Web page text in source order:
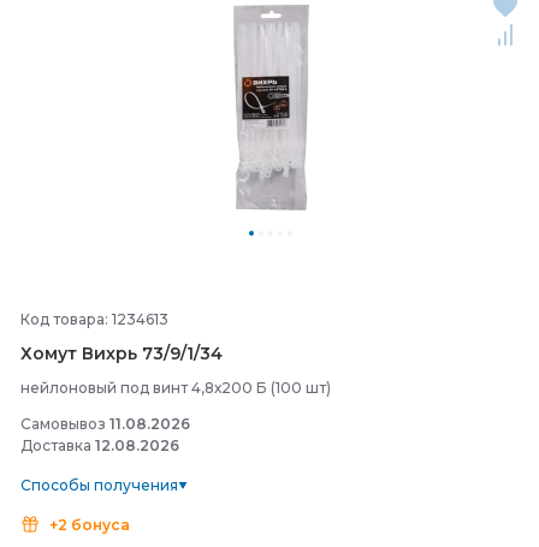
Код товара: 1234613
Хомут Вихрь 73/9/1/34
нейлоновый под винт 4,8х200 Б (100 шт)
Самовывоз 11.08.2026
Доставка 12.08.2026
Способы получения
+2 бонуса